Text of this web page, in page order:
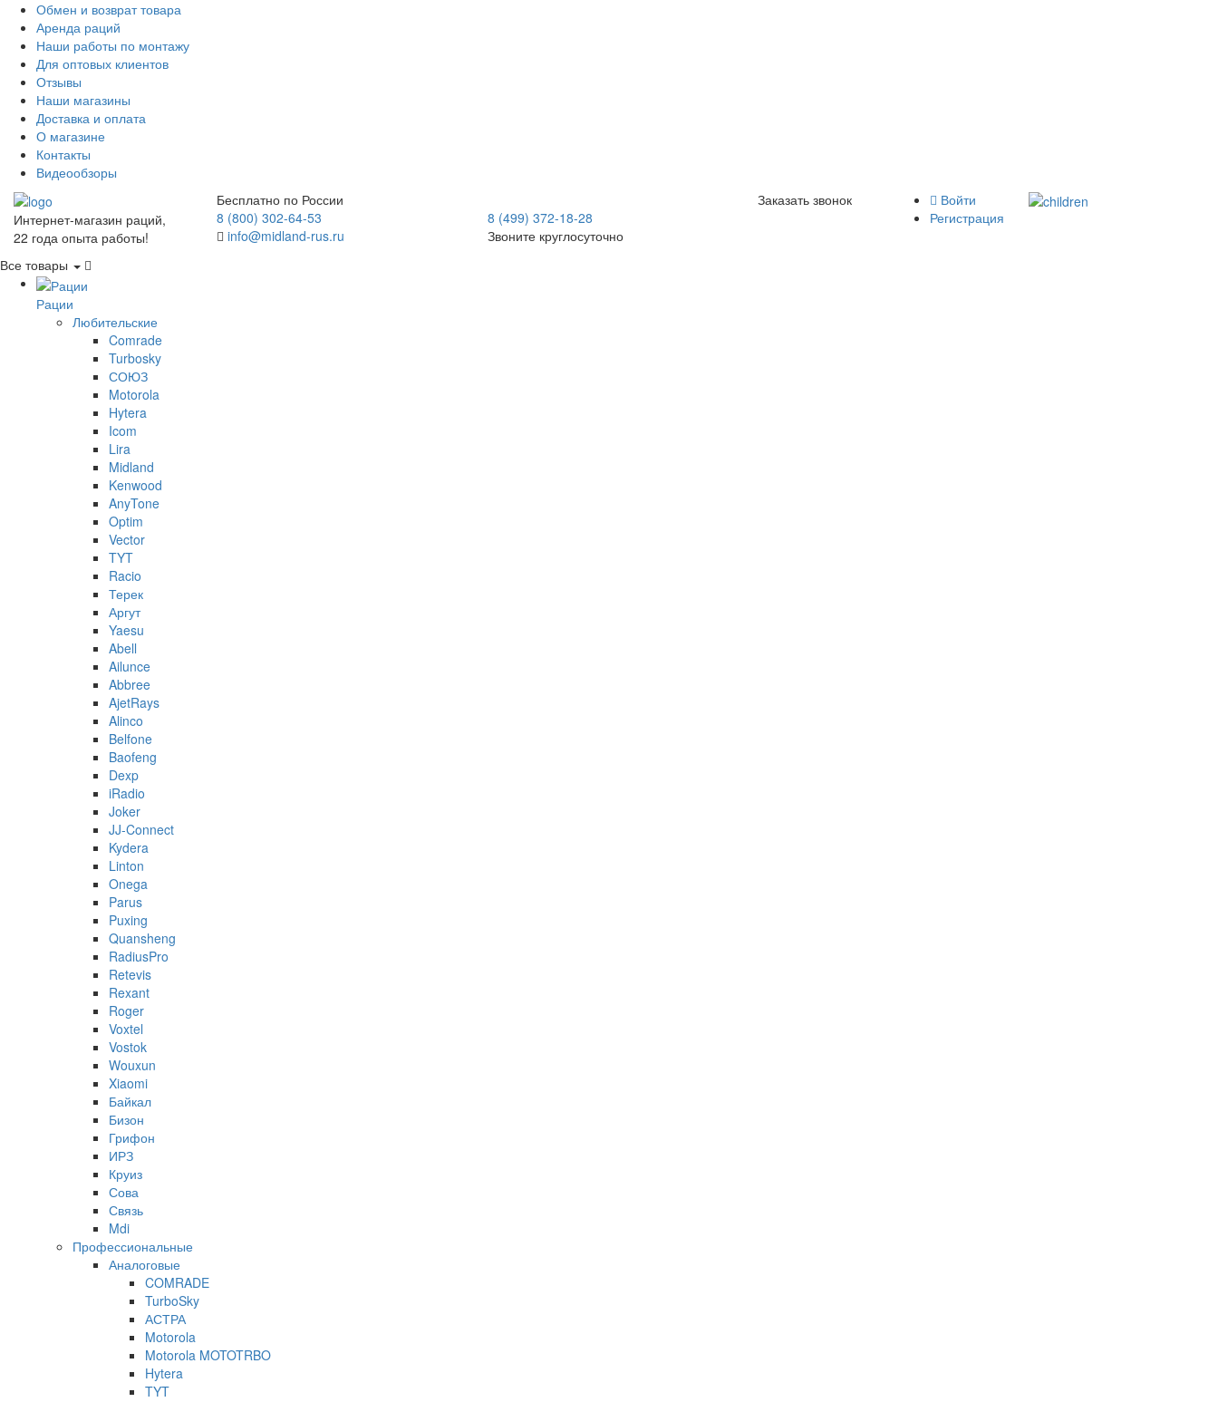
Обмен и возврат товара
Аренда раций
Наши работы по монтажу
Для оптовых клиентов
Отзывы
Наши магазины
Доставка и оплата
О магазине
Контакты
Видеообзоры
Интернет-магазин раций,
22 года опыта работы!
Бесплатно по России
8 (800) 302-64-53
info@midland-rus.ru
8 (499) 372-18-28
Звоните круглосуточно
Заказать звонок
Войти
Регистрация
Все товары
Рации
Любительские
Comrade
Turbosky
СОЮЗ
Motorola
Hytera
Icom
Lira
Midland
Kenwood
AnyTone
Optim
Vector
TYT
Racio
Терек
Аргут
Yaesu
Abell
Ailunce
Abbree
AjetRays
Alinco
Belfone
Baofeng
Dexp
iRadio
Joker
JJ-Connect
Kydera
Linton
Onega
Parus
Puxing
Quansheng
RadiusPro
Retevis
Rexant
Roger
Voxtel
Vostok
Wouxun
Xiaomi
Байкал
Бизон
Грифон
ИРЗ
Круиз
Сова
Связь
Mdi
Профессиональные
Аналоговые
COMRADE
TurboSky
АСТРА
Motorola
Motorola MOTOTRBO
Hytera
TYT